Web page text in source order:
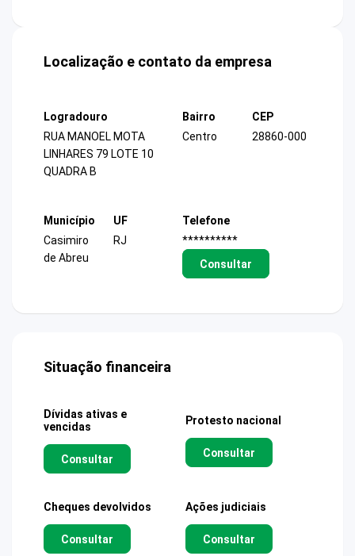
Localização e contato da empresa
Logradouro
RUA MANOEL MOTA
LINHARES 79 LOTE 10
QUADRA B
Bairro
Centro
CEP
28860-000
Município
Casimiro
de Abreu
UF
RJ
Telefone
**********
Consultar
Situação financeira
Dívidas ativas e
vencidas
Consultar
Protesto nacional
Consultar
Cheques devolvidos
Consultar
Ações judiciais
Consultar